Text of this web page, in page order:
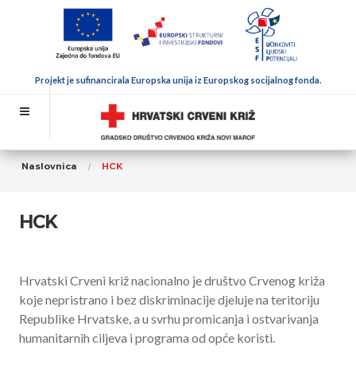
Projekt je sufinancirala Europska unija iz Europskog socijalnog fonda.
Naslovnica HCK
HCK
Hrvatski Crveni križ nacionalno je društvo Crvenog križa
koje nepristrano i bez diskriminacije djeluje na teritoriju
Republike Hrvatske, a u svrhu promicanja i ostvarivanja
humanitarnih ciljeva i programa od opće koristi.